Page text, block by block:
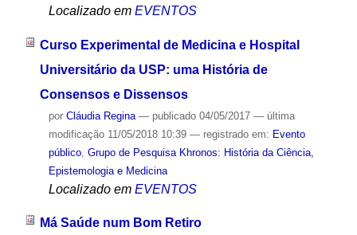
Localizado em EVENTOS
Curso Experimental de Medicina e Hospital
Universitário da USP: uma História de
Consensos e Dissensos
por Cláudia Regina — publicado04/05/2017 — última
modificação11/05/2018 10:39 — registrado em: Evento
público, Grupo de Pesquisa Khronos: História da Ciência,
Epistemologia e Medicina
Localizado em EVENTOS
Má Saúde num Bom Retiro